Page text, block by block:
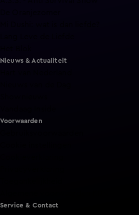
Nieuws & Actualiteit
Voorwaarden
Service & Contact